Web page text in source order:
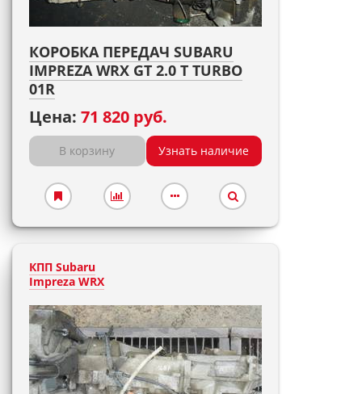
КОРОБКА ПЕРЕДАЧ SUBARU
IMPREZA WRX GT 2.0 T TURBO
01R
Цена: 71 820 руб.
В корзину Узнать наличие
КПП Subaru
Impreza WRX